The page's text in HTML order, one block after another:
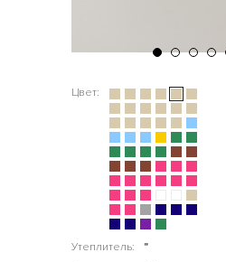
Цвет:
Утеплитель:
"